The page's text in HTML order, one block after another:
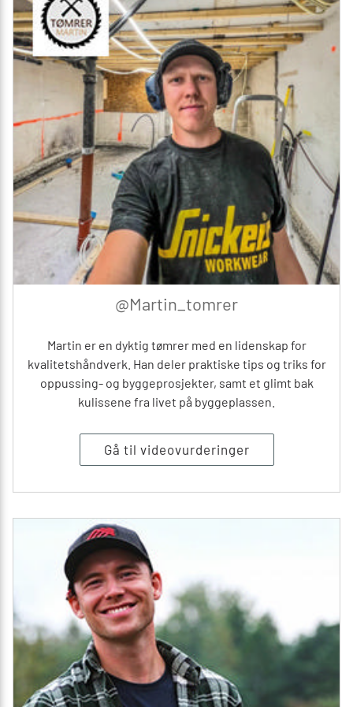
@Martin_tomrer
Martin er en dyktig tømrer med en lidenskap for
kvalitetshåndverk. Han deler praktiske tips og triks for
oppussing- og byggeprosjekter, samt et glimt bak
kulissene fra livet på byggeplassen.
Gå til videovurderinger